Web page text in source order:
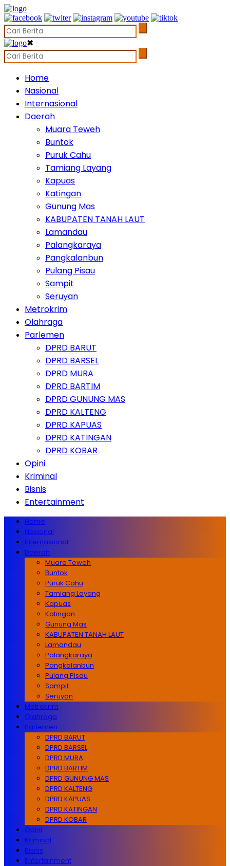
✖
Home
Nasional
Internasional
Daerah
Muara Teweh
Buntok
Puruk Cahu
Tamiang Layang
Kapuas
Katingan
Gunung Mas
KABUPATEN TANAH LAUT
Lamandau
Palangkaraya
Pangkalanbun
Pulang Pisau
Sampit
Seruyan
Metrokrim
Olahraga
Parlemen
DPRD BARUT
DPRD BARSEL
DPRD MURA
DPRD BARTIM
DPRD GUNUNG MAS
DPRD KALTENG
DPRD KAPUAS
DPRD KATINGAN
DPRD KOBAR
Opini
Kriminal
Bisnis
Entertainment
Home
Nasional
Internasional
Daerah
Muara Teweh
Buntok
Puruk Cahu
Tamiang Layang
Kapuas
Katingan
Gunung Mas
KABUPATEN TANAH LAUT
Lamandau
Palangkaraya
Pangkalanbun
Pulang Pisau
Sampit
Seruyan
Metrokrim
Olahraga
Parlemen
DPRD BARUT
DPRD BARSEL
DPRD MURA
DPRD BARTIM
DPRD GUNUNG MAS
DPRD KALTENG
DPRD KAPUAS
DPRD KATINGAN
DPRD KOBAR
Opini
Kriminal
Bisnis
Entertainment